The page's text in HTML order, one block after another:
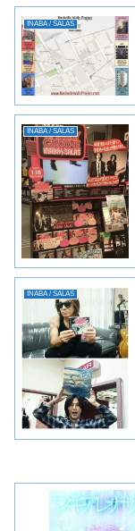
INABA / SALAS
INABA / SALAS
INABA / SALAS